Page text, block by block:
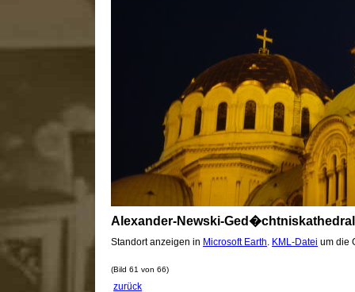
Alexander-Newski-
Standort anzeigen in Microsoft Earth KML-Datei um die
(Bild 61 von 66)
zurück